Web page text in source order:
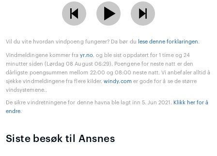
Vil du vite hvordan vindpoeng fungerer? Da bør du lese denne forklaringen.
Vindmeldingene kommer frayr.no, og ble sist oppdatert for 1 time og 24
minutter siden (Lørdag 08 August 06:29). Poengene for neste natt er den
dårligste poengsummen mellom 22:00 og 08:00 neste natt. Vi anbefaler alltid å
sjekke vindmeldingene fra flere kilder.windy.comer gode for å se de større
vindsystemene..
De sikre vindretningene for denne havna ble lagt inn 5. Jun 2021. Klikk her for å
endre.
Siste besøk til Ansnes